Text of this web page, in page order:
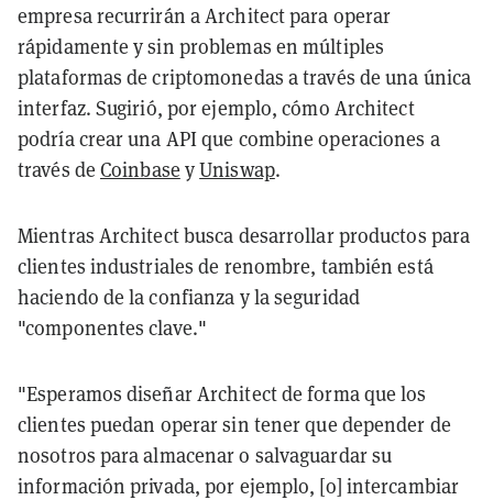
empresa recurrirán a Architect para operar
rápidamente y sin problemas en múltiples
plataformas de criptomonedas a través de una única
interfaz. Sugirió, por ejemplo, cómo Architect
podría crear una API que combine operaciones a
través de Coinbase yUniswap.
Mientras Architect busca desarrollar productos para
clientes industriales de renombre, también está
haciendo de la confianza y la seguridad
"componentes clave."
"Esperamos diseñar Architect de forma que los
clientes puedan operar sin tener que depender de
nosotros para almacenar o salvaguardar su
información privada, por ejemplo, [o] intercambiar